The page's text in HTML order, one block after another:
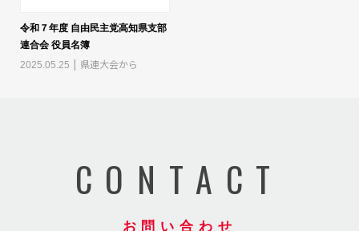
令和７年度 自由民主党高知県支部
連合会 役員名簿
2025.05.25
県連大会から
CONTACT
お問い合わせ